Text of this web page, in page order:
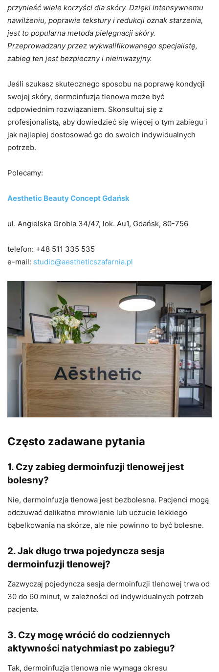
przynieść wiele korzyści dla skóry. Dzięki intensywnemu
nawilżeniu, poprawie tekstury i redukcji oznak starzenia,
jest to popularna metoda pielęgnacji skóry.
Przeprowadzany przez wykwalifikowanego specjalistę,
zabieg ten jest bezpieczny i nieinwazyjny.
Jeśli szukasz skutecznego sposobu na poprawę kondycji
swojej skóry, dermoinfuzja tlenowa może być
odpowiednim rozwiązaniem. Skonsultuj się z
profesjonalistą, aby dowiedzieć się więcej o tym zabiegu i
jak najlepiej dostosować go do swoich indywidualnych
potrzeb.
Polecamy:
Aesthetic Beauty Concept Gdańsk
ul. Angielska Grobla 34/47, lok. Au1, Gdańsk, 80-756
telefon: +48 511 335 535
e-mail: studio@aestheticszafarnia.pl
Często zadawane pytania
1. Czy zabieg dermoinfuzji tlenowej jest
bolesny?
Nie, dermoinfuzja tlenowa jest bezbolesna. Pacjenci mogą
odczuwać delikatne mrowienie lub uczucie lekkiego
bąbelkowania na skórze, ale nie powinno to być bolesne.
2. Jak długo trwa pojedyncza sesja
dermoinfuzji tlenowej?
Zazwyczaj pojedyncza sesja dermoinfuzji tlenowej trwa od
30 do 60 minut, w zależności od indywidualnych potrzeb
pacjenta.
3. Czy mogę wrócić do codziennych
aktywności natychmiast po zabiegu?
Tak, dermoinfuzja tlenowa nie wymaga okresu